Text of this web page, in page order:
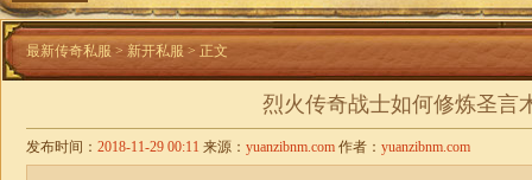
最新传奇私服 > 新开私服 > 正文
烈火传奇战士如何修炼圣言
发布时间： 2018-11-29 00:11 来源： yuanzibnm.com 作者： yuanzibnm.com